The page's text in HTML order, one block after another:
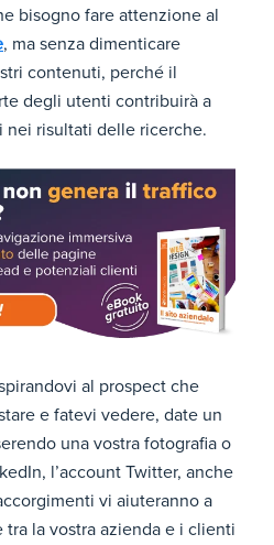
bisogno fare attenzione al
, ma senza dimenticare
contenuti, perché il
degli utenti contribuirà a
nei risultati delle ricerche.
al prospect che
e fatevi vedere, date un
una vostra fotografia o
l’account Twitter, anche
vi aiuteranno a
la vostra azienda e i clienti